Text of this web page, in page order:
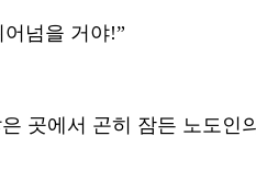
넘을 거야!”
곳에서 곤히 잠든 노도인